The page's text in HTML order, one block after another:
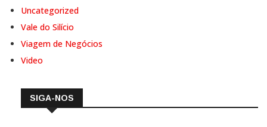
Uncategorized
Vale do Silício
Viagem de Negócios
Video
SIGA-NOS